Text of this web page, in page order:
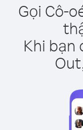
Gọi Cô-
Khi bạn